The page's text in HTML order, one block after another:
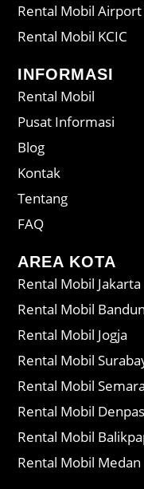
Rental Mobil
Rental Mobil KCIC
INFORMASI
Rental Mobil
Pusat Informasi
Blog
Kontak
Tentang
FAQ
AREA KOTA
Rental Mobil Jakarta
Rental Mobil
Rental Mobil Jogja
Rental Mobil
Rental Mobil
Rental Mobil
Rental Mobil
Rental Mobil Medan